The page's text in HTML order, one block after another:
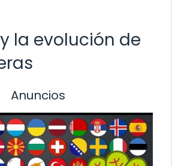
la evolución de
Anuncios